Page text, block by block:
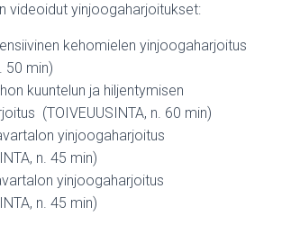
videoidut yinjoogaharjoitukset:
kehomielen yinjoogaharjoitus
50 min)
kuuntelun ja hiljentymisen
(TOIVEUUSINTA, n. 60 min)
yinjoogaharjoitus
n. 45 min)
yinjoogaharjoitus
n. 45 min)